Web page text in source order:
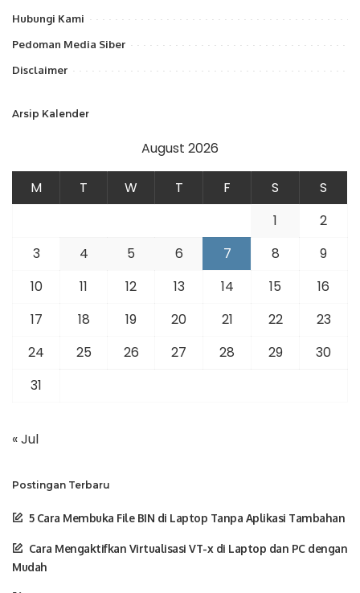
Hubungi Kami
Pedoman Media Siber
Disclaimer
Arsip Kalender
August 2026
M T W T F S
S
1
2
3
4 5 6 7 8
9
10
11 12 13 14 15
16
17
18 19 20 21 22
23
24
25 26 27 28 29
30
31
« Jul
Postingan Terbaru
5 Cara Membuka File BIN di Laptop Tanpa Aplikasi Tambahan
Cara Mengaktifkan Virtualisasi VT-x di Laptop dan PC dengan
Mudah